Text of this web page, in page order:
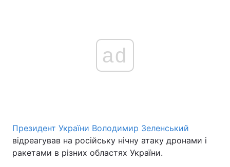
ad
Президент України Володимир Зеленський
відреагував на російську нічну атаку дронами і
ракетами в різних областях України.